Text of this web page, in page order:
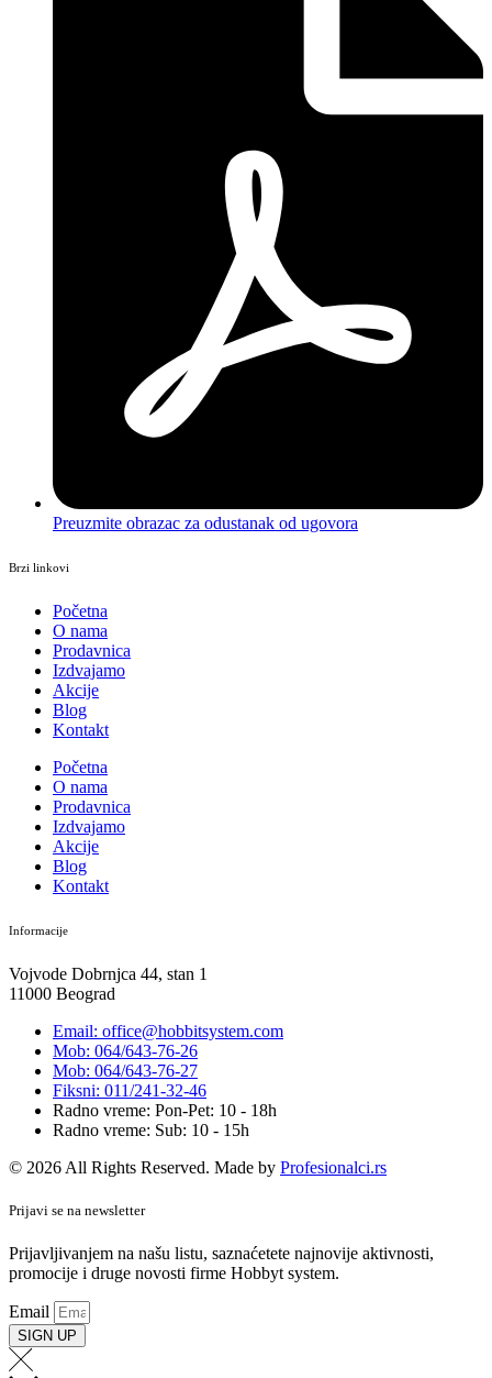
Preuzmite obrazac za odustanak od ugovora
Brzi linkovi
Početna
O nama
Prodavnica
Izdvajamo
Akcije
Blog
Kontakt
Početna
O nama
Prodavnica
Izdvajamo
Akcije
Blog
Kontakt
Informacije
Vojvode Dobrnjca 44, stan 1
11000 Beograd
Email: office@hobbitsystem.com
Mob: 064/643-76-26
Mob: 064/643-76-27
Fiksni: 011/241-32-46
Radno vreme: Pon-Pet: 10 - 18h
Radno vreme: Sub: 10 - 15h
© 2026 All Rights Reserved. Made by Profesionalci.rs
Prijavi se na newsletter
Prijavljivanjem na našu listu, saznaćetete najnovije aktivnosti,
promocije i druge novosti firme Hobbyt system.
Email
SIGN UP